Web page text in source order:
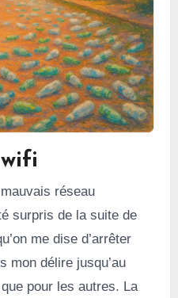
réseau
surpris de la suite de
me dise d’arrêter
mon délire jusqu’au
pour les autres. La